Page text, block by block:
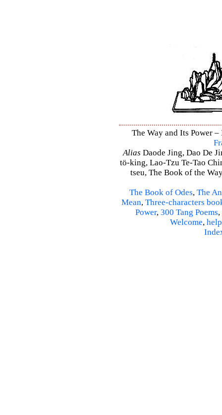
The Way and Its Power
Alias Daode Jing, Dao De
tö-king, Lao-Tzu Te-Tao
tseu, The Book of the
The Book of Odes, The
Mean, Three-characters
Power, 300 Tang Poems,
Welcome, help